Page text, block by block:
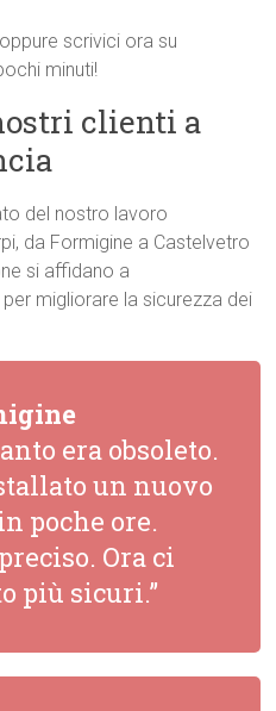
oppure scrivici ora su
minuti!
clienti a
del nostro lavoro
da Formigine a Castelvetro
si affidano a
migliorare la sicurezza dei
era obsoleto.
un nuovo
poche ore.
Ora ci
più sicuri.”